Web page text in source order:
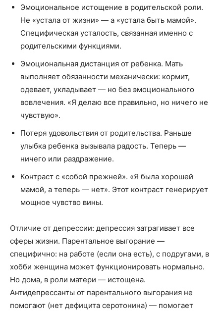
Эмоциональное истощение в родительской роли.
Не «устала от жизни» — а «устала быть мамой».
Специфическая усталость, связанная именно с
родительскими функциями.
Эмоциональная дистанция от ребенка. Мать
выполняет обязанности механически: кормит,
одевает, укладывает — но без эмоционального
вовлечения. «Я делаю все правильно, но ничего не
чувствую».
Потеря удовольствия от родительства. Раньше
улыбка ребенка вызывала радость. Теперь —
ничего или раздражение.
Контраст с «собой прежней». «Я была хорошей
мамой, а теперь — нет». Этот контраст генерирует
мощное чувство вины.
Отличие от депрессии: депрессия затрагивает все
сферы жизни. Парентальное выгорание —
специфично: на работе (если она есть), с подругами, в
хобби женщина может функционировать нормально.
Но дома, в роли матери — истощена.
Антидепрессанты от парентального выгорания не
помогают (нет дефицита серотонина) — помогает